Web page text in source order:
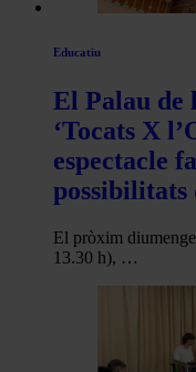
Educatiu
El Palau de
‘Tocats X
espectacle
possibilitats
El pròxim
13.30 h), …